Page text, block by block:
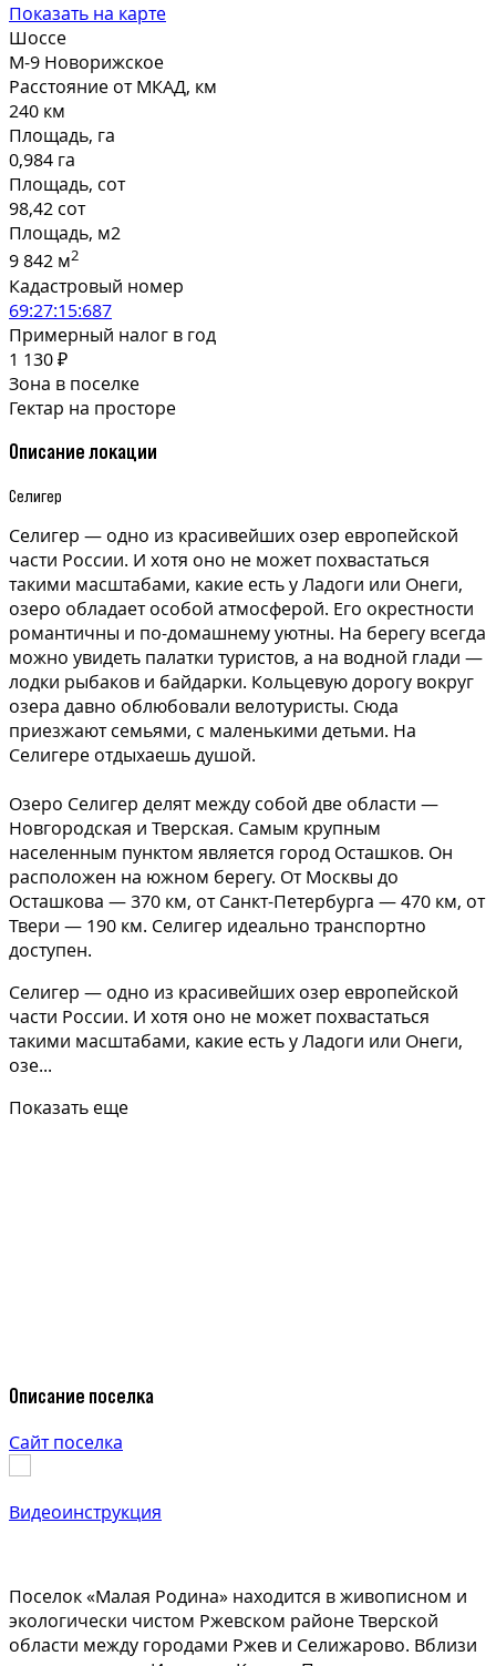
Показать на карте
Шоссе
М-9 Новорижское
Расстояние от МКАД, км
240 км
Площадь, га
0,984 га
Площадь, сот
98,42 сот
Площадь, м2
9 842 м2
Кадастровый номер
69:27:15:687
Примерный налог в год
1 130 ₽
Зона в поселке
Гектар на просторе
Описание локации
Селигер
Селигер — одно из красивейших озер европейской
части России. И хотя оно не может похвастаться
такими масштабами, какие есть у Ладоги или Онеги,
озеро обладает особой атмосферой. Его окрестности
романтичны и по-домашнему уютны. На берегу всегда
можно увидеть палатки туристов, а на водной глади —
лодки рыбаков и байдарки. Кольцевую дорогу вокруг
озера давно облюбовали велотуристы. Сюда
приезжают семьями, с маленькими детьми. На
Селигере отдыхаешь душой.
Озеро Селигер делят между собой две области —
Новгородская и Тверская. Самым крупным
населенным пунктом является город Осташков. Он
расположен на южном берегу. От Москвы до
Осташкова — 370 км, от Санкт-Петербурга — 470 км, от
Твери — 190 км. Селигер идеально транспортно
доступен.
Селигер — одно из красивейших озер европейской
части России. И хотя оно не может похвастаться
такими масштабами, какие есть у Ладоги или Онеги,
озе...
Показать еще
Описание поселка
Сайт поселка
Видеоинструкция
Поселок «Малая Родина» находится в живописном и
экологически чистом Ржевском районе Тверской
области между городами Ржев и Селижарово. Вблизи